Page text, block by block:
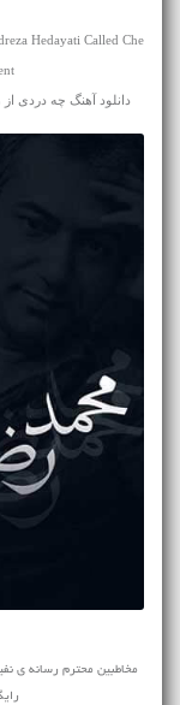
Hedayati Called Che
دانلود آهنگ چه دردی از محمدرضا هدایتی با 2
مخاطبین محترم رسانه ی